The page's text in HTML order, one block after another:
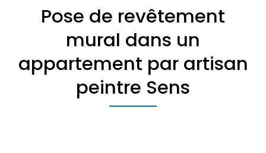
Pose de revêtement
mural dans un
appartement par artisan
peintre Sens